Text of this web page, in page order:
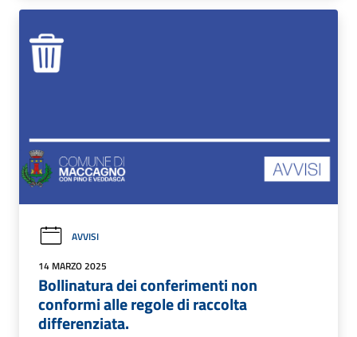
AVVISI
14 MARZO 2025
Bollinatura dei conferimenti non
conformi alle regole di raccolta
differenziata.